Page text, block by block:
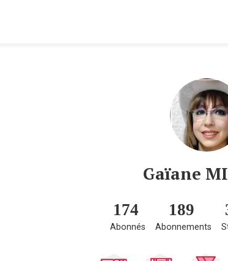
Gaïane
174
Abonnés
189
Abonnements